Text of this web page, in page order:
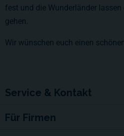
fest und die Wunderländer
gehen.
Wir wünschen euch einen
Service & Kontakt
Für Firmen